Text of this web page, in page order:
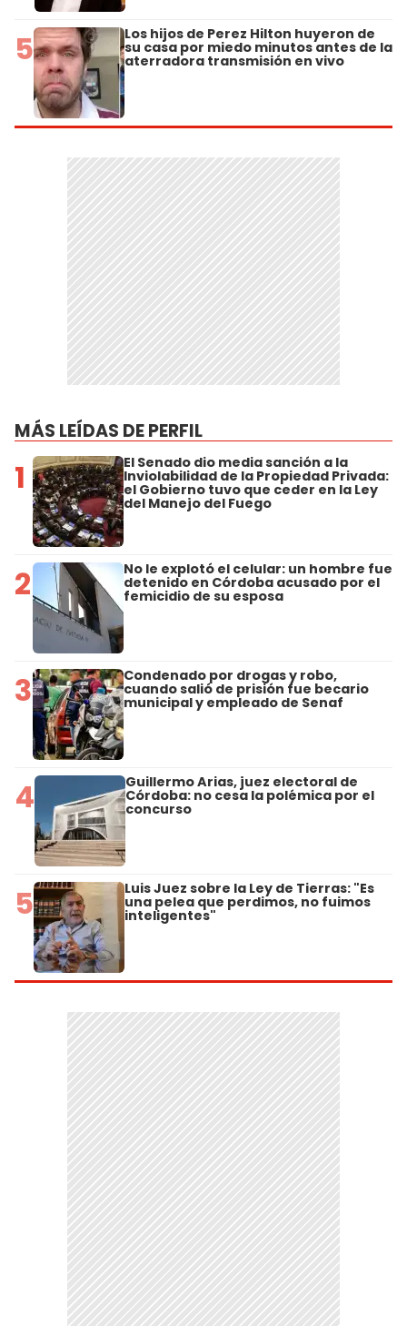
5 Los hijos de Perez Hilton huyeron de
su casa por miedo minutos antes de la
aterradora transmisión en vivo
MÁS LEÍDAS DE PERFIL
1 El Senado dio media sanción a la
Inviolabilidad de la Propiedad Privada:
el Gobierno tuvo que ceder en la Ley
del Manejo del Fuego
2 No le explotó el celular: un hombre fue
detenido en Córdoba acusado por el
femicidio de su esposa
3 Condenado por drogas y robo,
cuando salió de prisión fue becario
municipal y empleado de Senaf
4 Guillermo Arias, juez electoral de
Córdoba: no cesa la polémica por el
concurso
5 Luis Juez sobre la Ley de Tierras: "Es
una pelea que perdimos, no fuimos
inteligentes"